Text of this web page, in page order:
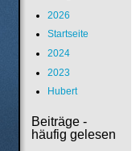
2026
Startseite
2024
2023
Hubert
Beiträge -
häufig gelesen